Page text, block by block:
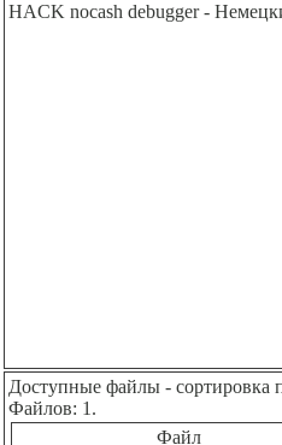
HACK nocash debugger -
Доступные файлы - сортировка
Файлов: 1.
Файл